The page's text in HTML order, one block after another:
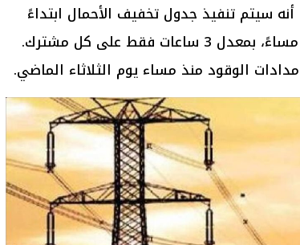
سيتم تنفيذ جدول تخفيف الأحمال ابتداءً
من الساعة 2 عصراً حتى الساعة 8 مساءً، بمعدل 3 ساعات فقط على كل مشترك.
الوقود منذ مساء يوم الثلاثاء الماضي.